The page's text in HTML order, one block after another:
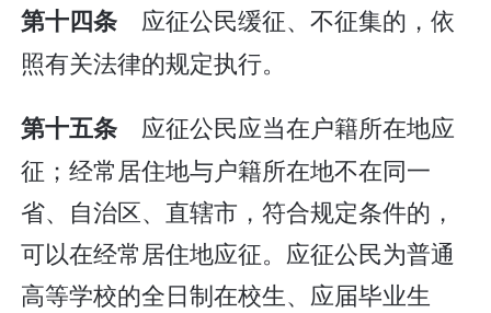
第十四条 应征公民缓征、不征集的，依
照有关法律的规定执行。
第十五条 应征公民应当在户籍所在地应
征；经常居住地与户籍所在地不在同一
省、自治区、直辖市，符合规定条件的，
可以在经常居住地应征。应征公民为普通
高等学校的全日制在校生、应届毕业生